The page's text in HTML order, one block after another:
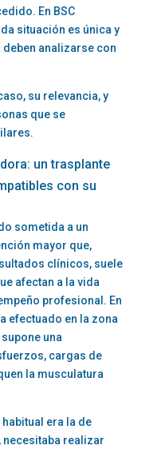
En BSC
situación es única y
analizarse con
su relevancia, y
que se
un trasplante
con su
sometida a un
mayor que,
clínicos, suele
afectan a la vida
profesional. En
efectuado en la zona
una
cargas de
la musculatura
era la de
necesitaba realizar